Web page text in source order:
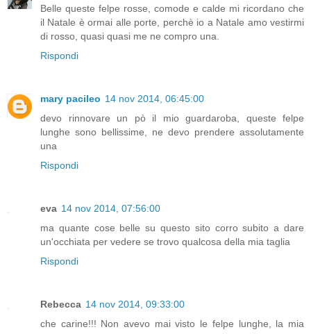
Belle queste felpe rosse, comode e calde mi ricordano che
il Natale è ormai alle porte, perchè io a Natale amo vestirmi
di rosso, quasi quasi me ne compro una.
Rispondi
mary pacileo 14 nov 2014, 06:45:00
devo rinnovare un pò il mio guardaroba, queste felpe
lunghe sono bellissime, ne devo prendere assolutamente
una
Rispondi
eva 14 nov 2014, 07:56:00
ma quante cose belle su questo sito corro subito a dare
un'occhiata per vedere se trovo qualcosa della mia taglia
Rispondi
Rebecca 14 nov 2014, 09:33:00
che carine!!! Non avevo mai visto le felpe lunghe, la mia